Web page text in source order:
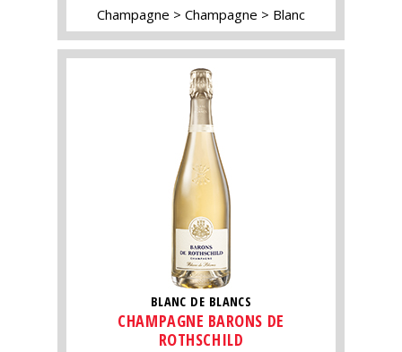
Champagne Champagne Blanc
BLANC DE BLANCS
CHAMPAGNE BARONS DE
ROTHSCHILD